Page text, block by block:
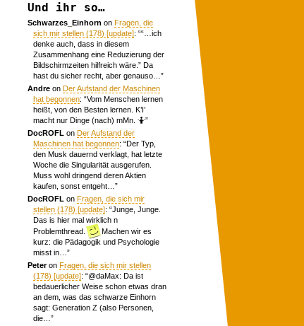
Und ihr so…
Schwarzes_Einhorn onFragen, die
sich mir stellen (178) [update]: ““…ich
denke auch, dass in diesem
Zusammenhang eine Reduzierung der
Bildschirmzeiten hilfreich wäre.” Da
hast du sicher recht, aber genauso… ”
Andre onDer Aufstand der Maschinen
hat begonnen: “Vom Menschen lernen
heißt, von den Besten lernen. K’I’
macht nur Dinge (nach) mMn. 🤷”
DocROFL onDer Aufstand der
Maschinen hat begonnen: “Der Typ,
den Musk dauernd verklagt, hat letzte
Woche die Singularität ausgerufen.
Muss wohl dringend deren Aktien
kaufen, sonst entgeht… ”
DocROFL onFragen, die sich mir
stellen (178) [update]: “Junge, Junge.
Das is hier mal wirklich n
Problemthread.
Machen wir es
kurz: die Pädagogik und Psychologie
misst in… ”
PeteronFragen, die sich mir stellen
(178) [update]: “@daMax: Da ist
bedauerlicher Weise schon etwas dran
an dem, was das schwarze Einhorn
sagt: Generation Z (also Personen,
die… ”